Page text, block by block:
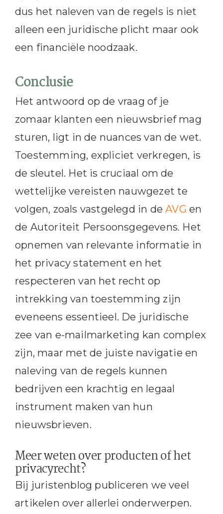
dus het naleven van de regels is niet
alleen een juridische plicht maar ook
een financiële noodzaak.
Conclusie
Het antwoord op de vraag of je
zomaar klanten een nieuwsbrief mag
sturen, ligt in de nuances van de wet.
Toestemming, expliciet verkregen, is
de sleutel. Het is cruciaal om de
wettelijke vereisten nauwgezet te
volgen, zoals vastgelegd in deAVG en
de Autoriteit Persoonsgegevens. Het
opnemen van relevante informatie in
het privacy statement en het
respecteren van het recht op
intrekking van toestemming zijn
eveneens essentieel. De juridische
zee van e-mailmarketing kan complex
zijn, maar met de juiste navigatie en
naleving van de regels kunnen
bedrijven een krachtig en legaal
instrument maken van hun
nieuwsbrieven.
Meer weten over producten of het
privacyrecht?
Bij juristenblog publiceren we veel
artikelen over allerlei onderwerpen.